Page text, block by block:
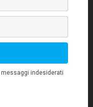
spesso da
un backup
si scopre
di avere una